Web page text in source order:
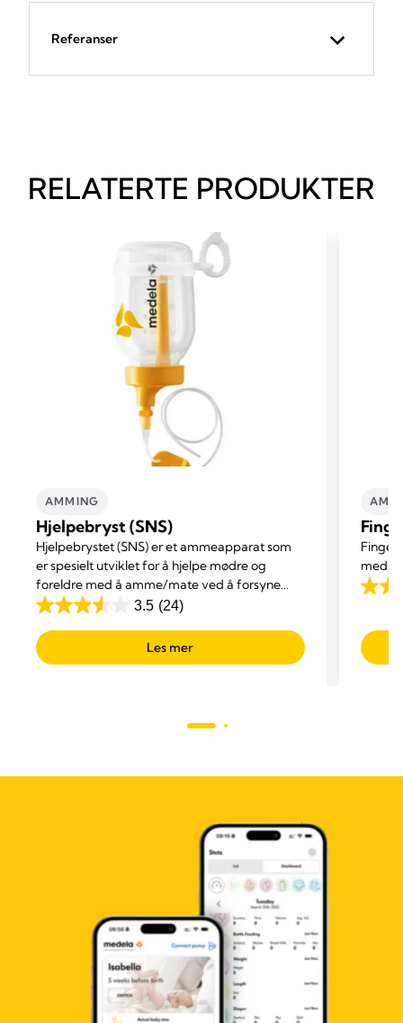
Referanser
RELATERTE PRODUKTER
AMMING
Hjelpebryst (SNS)
Hjelpebrystet (SNS) er et ammeapparat som
er spesielt utviklet for å hjelpe mødre og
foreldre med å amme/mate ved å forsyne
barnet med melk mens det ammes ved
3.5 (24)
3.5
out
of
Les mer
med
3.0
of
5